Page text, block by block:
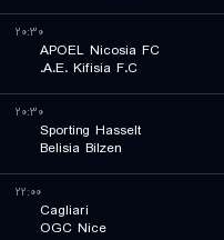
۲۰:۳۰
APOEL Nicosia FC
A.E. Kifisia F.C.
۲۰:۳۰
Sporting Hasselt
Belisia Bilzen
۲۲:۰۰
Cagliari
OGC Nice